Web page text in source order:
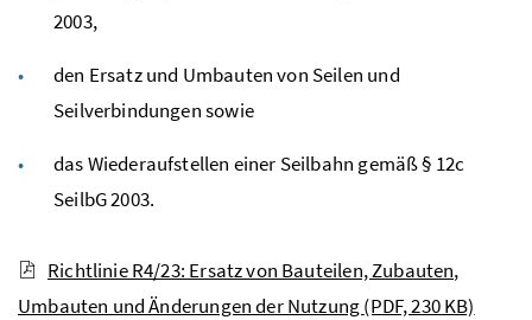
2003,
den Ersatz und Umbauten von Seilen und
Seilverbindungen sowie
das Wiederaufstellen einer Seilbahn gemäß § 12c
SeilbG 2003.
Richtlinie R4/23: Ersatz von Bauteilen, Zubauten,
Umbauten und Änderungen der Nutzung(PDF, 230 KB)